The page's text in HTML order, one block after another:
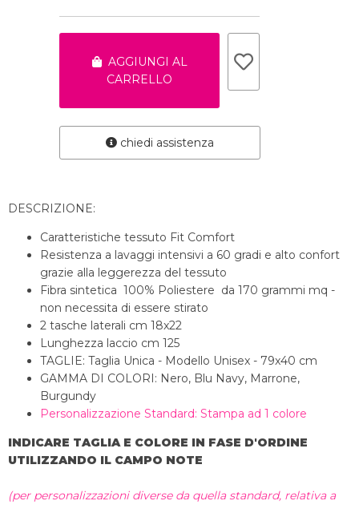
AGGIUNGI AL
CARRELLO
chiedi assistenza
DESCRIZIONE:
Caratteristiche tessuto Fit Comfort
Resistenza a lavaggi intensivi a 60 gradi e alto confort
grazie alla leggerezza del tessuto
Fibra sintetica 100% Poliestere da 170 grammi mq -
non necessita di essere stirato
2 tasche laterali cm 18x22
Lunghezza laccio cm 125
TAGLIE: Taglia Unica - Modello Unisex - 79x40 cm
GAMMA DI COLORI: Nero, Blu Navy, Marrone,
Burgundy
Personalizzazione Standard: Stampa ad 1 colore
INDICARE TAGLIA E COLORE IN FASE D'ORDINE
UTILIZZANDO IL CAMPO NOTE
(per personalizzazioni diverse da quella standard, relativa a